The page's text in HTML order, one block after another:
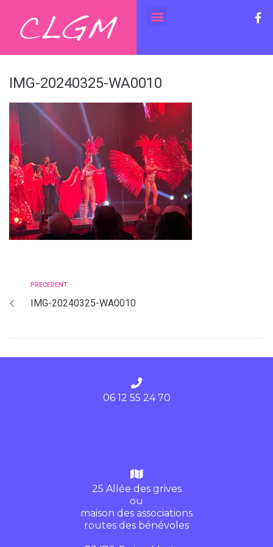
IMG-20240325-WA0010
PRECEDENT
IMG-20240325-WA0010
06 12 55 24 70
25 Allée des grives
ou
maison des associations
routes des bénévoles